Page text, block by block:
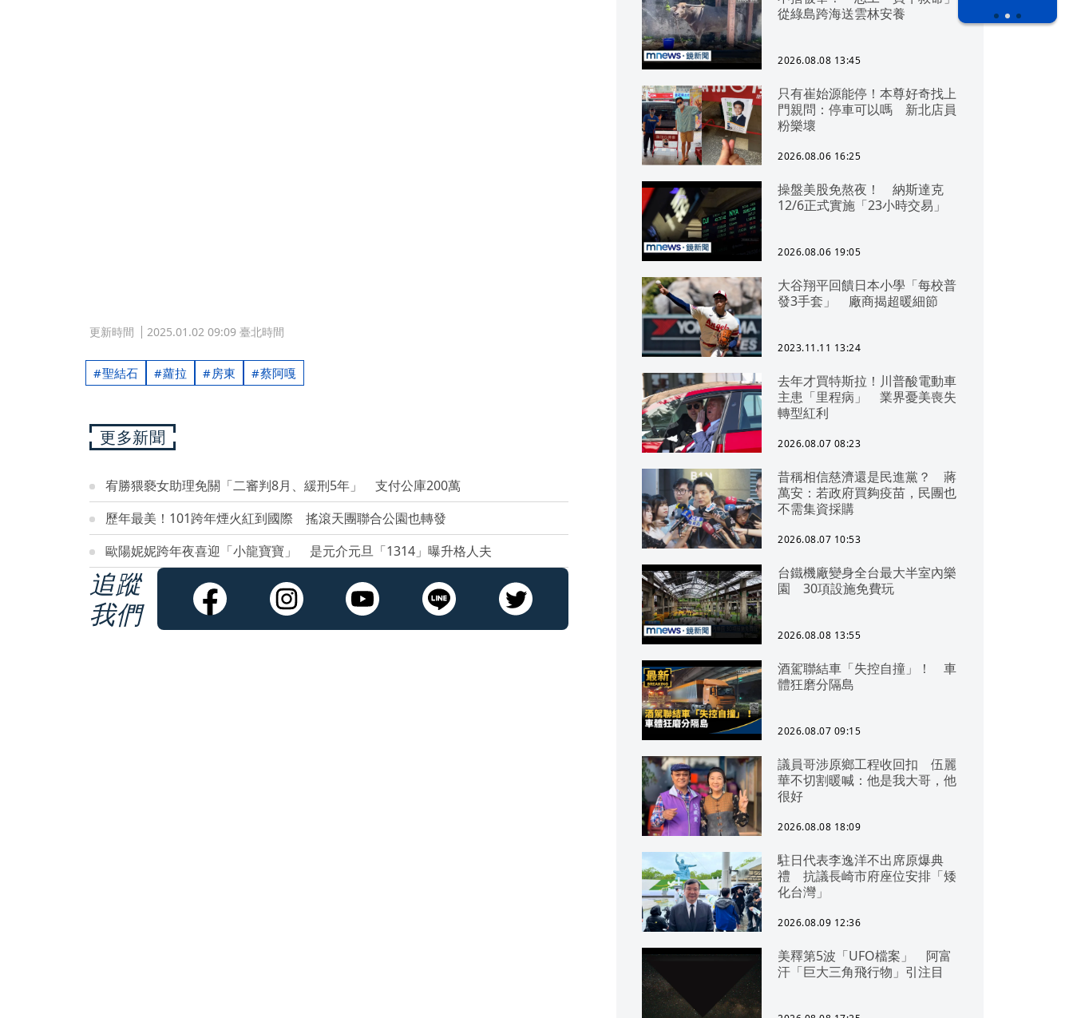
更新時間 2025.01.02 09:09 臺北時間
聖結石 蘿拉 房東 蔡阿嘎
更多新聞
宥勝猥褻女助理免關「二審判8月、緩刑5年」 支付公庫200萬
歷年最美！101跨年煙火紅到國際 搖滾天團聯合公園也轉發
歐陽妮妮跨年夜喜迎「小龍寶寶」 是元介元旦「1314」曝升格人夫
追蹤
我們
從綠島跨海送雲林安養
2026.08.08 13:45
只有崔始源能停！本尊好奇找上
門親問：停車可以嗎 新北店員
粉樂壞
2026.08.06 16:25
操盤美股免熬夜！ 納斯達克
12/6正式實施「23小時交易」
2026.08.06 19:05
大谷翔平回饋日本小學「每校普
發3手套」 廠商揭超暖細節
2023.11.11 13:24
去年才買特斯拉！川普酸電動車
主患「里程病」 業界憂美喪失
轉型紅利
2026.08.07 08:23
昔稱相信慈濟還是民進黨？ 蔣
萬安：若政府買夠疫苗，民團也
不需集資採購
2026.08.07 10:53
台鐵機廠變身全台最大半室內樂
園 30項設施免費玩
2026.08.08 13:55
酒駕聯結車「失控自撞」！ 車
體狂磨分隔島
2026.08.07 09:15
議員哥涉原鄉工程收回扣 伍麗
華不切割暖喊：他是我大哥，他
很好
2026.08.08 18:09
駐日代表李逸洋不出席原爆典
禮 抗議長崎市府座位安排「矮
化台灣」
2026.08.09 12:36
美釋第5波「UFO檔案」 阿富
汗「巨大三角飛行物」引注目